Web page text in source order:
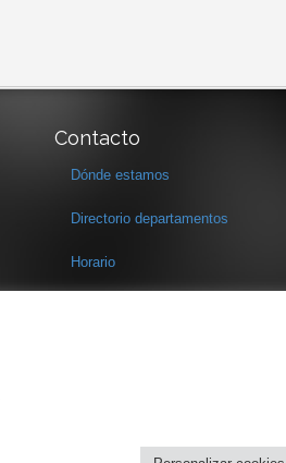
Contacto
Dónde estamos
Directorio departamentos
Horario